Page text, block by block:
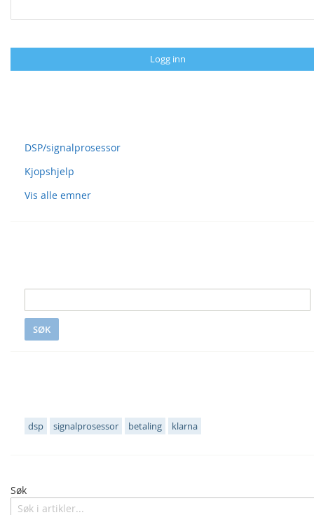
Logg inn
DSP/signalprosessor
Kjopshjelp
Vis alle emner
SØK
dsp signalprosessor betaling klarna
Søk